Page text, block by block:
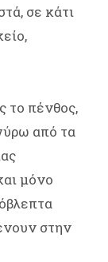
σε κάτι
το πένθος,
από τα
μόνο
στην